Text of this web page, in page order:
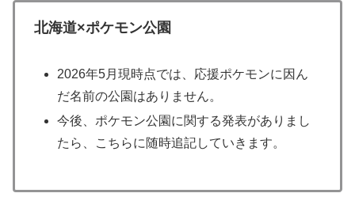
北海道×ポケモン公園
2026年5月現時点では、応援ポケモンに因ん
だ名前の公園はありません。
今後、ポケモン公園に関する発表がありまし
たら、こちらに随時追記していきます。